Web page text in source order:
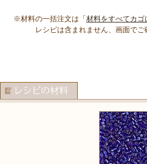
※材料の一括注文は「材料をすべてカゴ
レシピは含まれません、画面でご